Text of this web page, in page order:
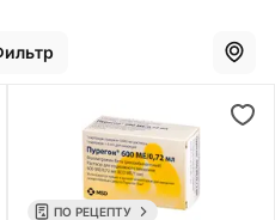
ПО РЕЦЕПТУ